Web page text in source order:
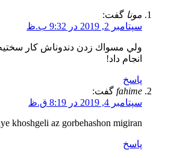
مونا گفت:
سپتامبر 2, 2019 در 9:32 ب.ظ
ولي مسواك زدن دندوناش كار سختيه
انجام داد!
پاسخ
fahime گفت:
سپتامبر 4, 2019 در 8:19 ق.ظ
khoshgeli az gorbehashon migiran
پاسخ